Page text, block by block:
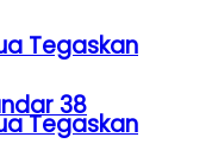
Tegaskan
38
Tegaskan